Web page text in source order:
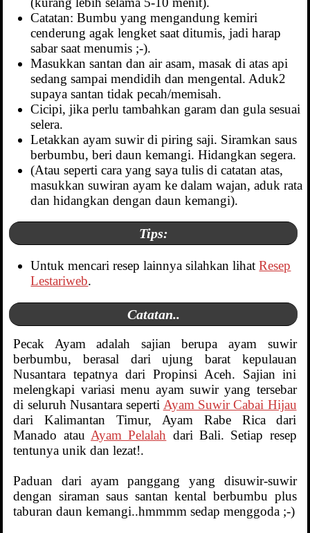
Catatan: Bumbu yang mengandung kemiri
cenderung agak lengket saat ditumis, jadi harap
sabar saat menumis ;-).
Masukkan santan dan air asam, masak di atas api
sedang sampai mendidih dan mengental. Aduk2
supaya santan tidak pecah/memisah.
Cicipi, jika perlu tambahkan garam dan gula sesuai
selera.
Letakkan ayam suwir di piring saji. Siramkan saus
berbumbu, beri daun kemangi. Hidangkan segera.
(Atau seperti cara yang saya tulis di catatan atas,
masukkan suwiran ayam ke dalam wajan, aduk rata
dan hidangkan dengan daun kemangi).
Tips:
Untuk mencari resep lainnya silahkan lihatResep
Lestariweb.
Catatan..
Pecak Ayam adalah sajian berupa ayam suwir
berbumbu, berasal dari ujung barat kepulauan
Nusantara tepatnya dari Propinsi Aceh. Sajian ini
melengkapi variasi menu ayam suwir yang tersebar
di seluruh Nusantara seperti Ayam Suwir Cabai Hijau
dari Kalimantan Timur, Ayam Rabe Rica dari
Manado atau Ayam Pelalah dari Bali. Setiap resep
tentunya unik dan lezat!.
Paduan dari ayam panggang yang disuwir-suwir
dengan siraman saus santan kental berbumbu plus
taburan daun kemangi..hmmmm sedap menggoda ;-)